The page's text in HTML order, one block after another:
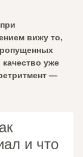
вижу то,
уже
—
и что